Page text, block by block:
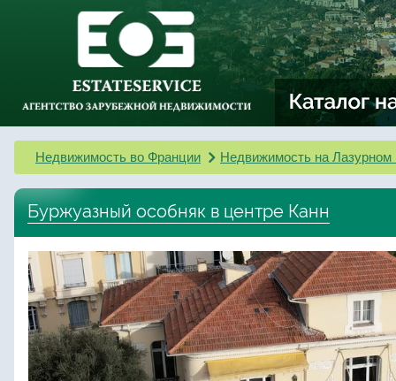
Недвижимость во Франции Недвижимость на Лазурном
Буржуазный особняк в центре Канн